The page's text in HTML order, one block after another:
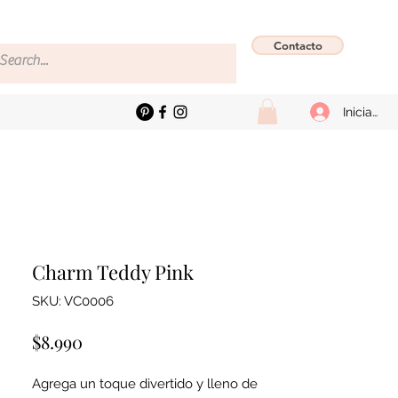
Contacto
Iniciar
Charm Teddy Pink
SKU: VC0006
$8.990
Agrega un toque divertido y lleno de